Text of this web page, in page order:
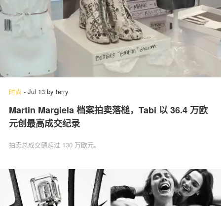
时尚 - Jul 13 by terry
Martin Margiela 档案拍卖落槌，Tabi 以 36.4 万欧
元创最高成交纪录
拍卖总成交额超过 130 万欧元。